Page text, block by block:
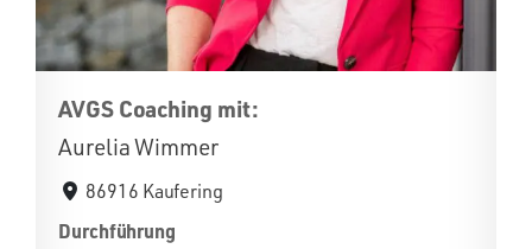
AVGS Coaching mit:
Aurelia Wimmer
86916 Kaufering
Durchführung